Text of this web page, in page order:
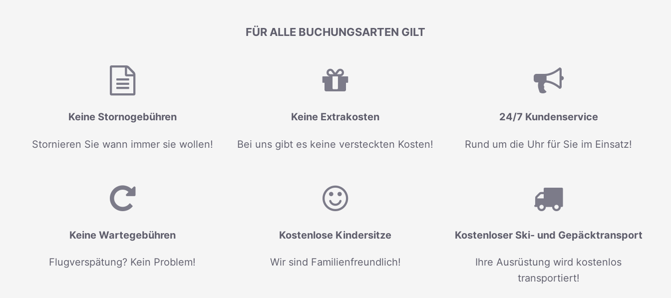
FÜR ALLE BUCHUNGSARTEN GILT
Keine Stornogebühren
Stornieren Sie wann immer sie wollen!
Keine Extrakosten
Bei uns gibt es keine versteckten Kosten!
24/7 Kundenservice
Rund um die Uhr für Sie im Einsatz!
Keine Wartegebühren
Flugverspätung? Kein Problem!
Kostenlose Kindersitze
Wir sind Familienfreundlich!
Kostenloser Ski- und Gepäcktransport
Ihre Ausrüstung wird kostenlos
transportiert!